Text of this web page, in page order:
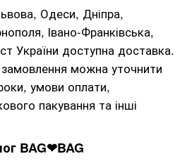
Одеси, Дніпра,
Івано-Франківська,
України доступна доставка.
можна уточнити
умови оплати,
пакування та інші
BAG❤BAG